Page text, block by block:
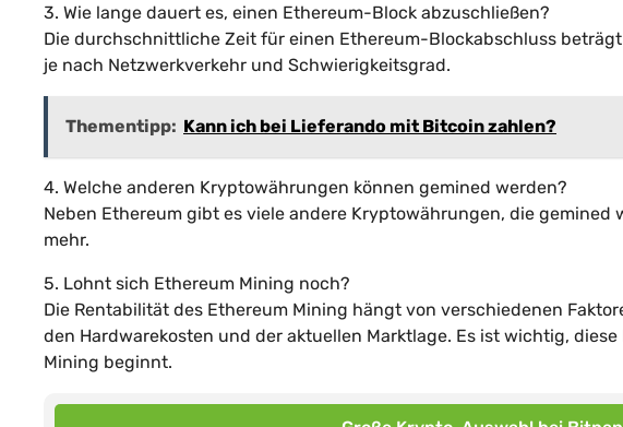
3. Wie lange dauert es, einen Ethereum-Block abzuschließen?
Die durchschnittliche Zeit für einen Ethereum-Blockabschluss
je nach Netzwerkverkehr und Schwierigkeitsgrad.
Thementipp: Kann ich bei Lieferando mit Bitcoin zahlen?
4. Welche anderen Kryptowährungen können gemined werden?
Neben Ethereum gibt es viele andere Kryptowährungen, die
mehr.
5. Lohnt sich Ethereum Mining noch?
Die Rentabilität des Ethereum Mining hängt von verschiedenen
den Hardwarekosten und der aktuellen Marktlage. Es ist wichtig,
Mining beginnt.